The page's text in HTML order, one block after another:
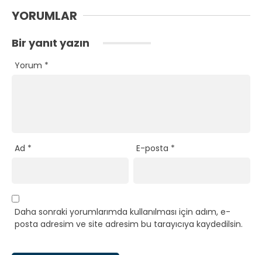
YORUMLAR
Bir yanıt yazın
Yorum *
Ad * E-posta *
Daha sonraki yorumlarımda kullanılması için adım, e-
posta adresim ve site adresim bu tarayıcıya kaydedilsin.